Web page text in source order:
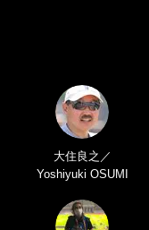
大住良之／
Yoshiyuki OSUMI